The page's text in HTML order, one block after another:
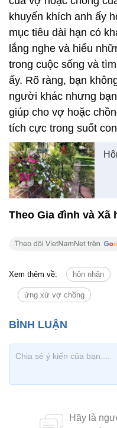
khuyến khích anh ấy
mục tiêu dài hạn có
lắng nghe và hiểu
trong cuộc sống và
ấy. Rõ ràng, bạn
người khác nhưng
giúp cho vợ hoặc
tích cực trong suốt
Theo Gia đình và Xã
Xem thêm về: hôn nhân
ứng xử vợ chồng